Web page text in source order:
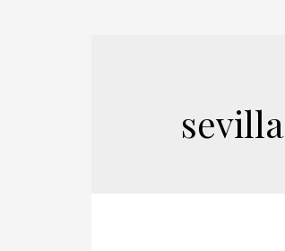
sevilla